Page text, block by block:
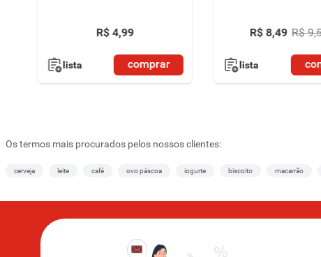
R$ 4,99
lista comprar
R$ 8,49 R$ 9,
lista
Os termos mais procurados pelos nossos clientes:
cerveja leite café ovo páscoa iogurte biscoito macarrão